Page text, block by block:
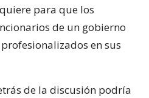
para que los
de un gobierno
en sus
de la discusión podría